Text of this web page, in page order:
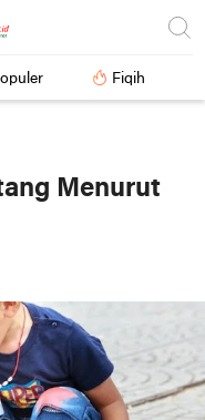
Fiqih
Menurut